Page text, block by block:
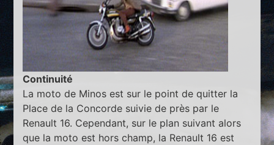
Continuité
La moto de Minos est sur le point de quitter la
Place de la Concorde suivie de près par le
Renault 16. Cependant, sur le plan suivant alors
que la moto est hors champ, la Renault 16 est